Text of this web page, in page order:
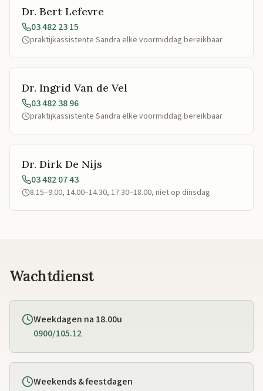
Dr. Bert Lefevre
03 482 23 15
praktijkassistente Sandra elke voormiddag bereikbaar
Dr. Ingrid Van de Vel
03 482 38 96
praktijkassistente Sandra elke voormiddag bereikbaar
Dr. Dirk De Nijs
03 482 07 43
8.15–9.00, 14.00–14.30, 17.30–18.00, niet op dinsdag
Wachtdienst
Weekdagen na 18.00u
0900/105.12
Weekends & feestdagen